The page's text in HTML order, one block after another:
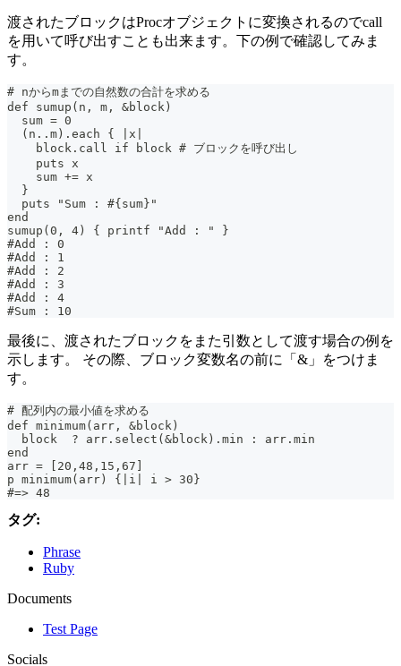
渡されたブロックはProcオブジェクトに変換されるのでcall
を用いて呼び出すことも出来ます。下の例で確認してみま
す。
# nからmまでの自然数の合計を求める
def sumup(n, m, &block)
  sum = 0
  (n..m).each { |x|
    block.call if block # ブロックを呼び出し
    puts x
    sum += x
  }
  puts "Sum : #{sum}"
end
sumup(0, 4) { printf "Add : " }
#Add : 0
#Add : 1
#Add : 2
#Add : 3
#Add : 4
#Sum : 10
最後に、渡されたブロックをまた引数として渡す場合の例を
示します。 その際、ブロック変数名の前に「&」をつけま
す。
# 配列内の最小値を求める
def minimum(arr, &block)
  block  ? arr.select(&block).min : arr.min
end
arr = [20,48,15,67]
p minimum(arr) {|i| i > 30}
#=> 48
タグ:
Phrase
Ruby
Documents
Test Page
Socials